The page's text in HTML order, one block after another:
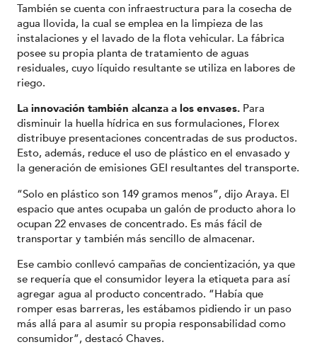
También se cuenta con infraestructura para la cosecha de
agua llovida, la cual se emplea en la limpieza de las
instalaciones y el lavado de la flota vehicular. La fábrica
posee su propia planta de tratamiento de aguas
residuales, cuyo líquido resultante se utiliza en labores de
riego.
La innovación también alcanza a los envases. Para
disminuir la huella hídrica en sus formulaciones, Florex
distribuye presentaciones concentradas de sus productos.
Esto, además, reduce el uso de plástico en el envasado y
la generación de emisiones GEI resultantes del transporte.
“Solo en plástico son 149 gramos menos”, dijo Araya. El
espacio que antes ocupaba un galón de producto ahora lo
ocupan 22 envases de concentrado. Es más fácil de
transportar y también más sencillo de almacenar.
Ese cambio conllevó campañas de concientización, ya que
se requería que el consumidor leyera la etiqueta para así
agregar agua al producto concentrado. “Había que
romper esas barreras, les estábamos pidiendo ir un paso
más allá para al asumir su propia responsabilidad como
consumidor”, destacó Chaves.